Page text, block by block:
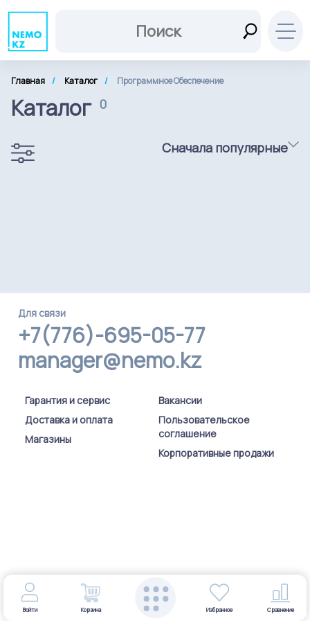
Главная Каталог Программное Обеспечение
Каталог 0
Сначала популярные
Для связи
+7(776)-695-05-77
manager@nemo.kz
Гарантия и сервис
Доставка и оплата
Магазины
Вакансии
Пользовательское
соглашение
Корпоративные продажи
Войти Корзина Избранное Сравнение